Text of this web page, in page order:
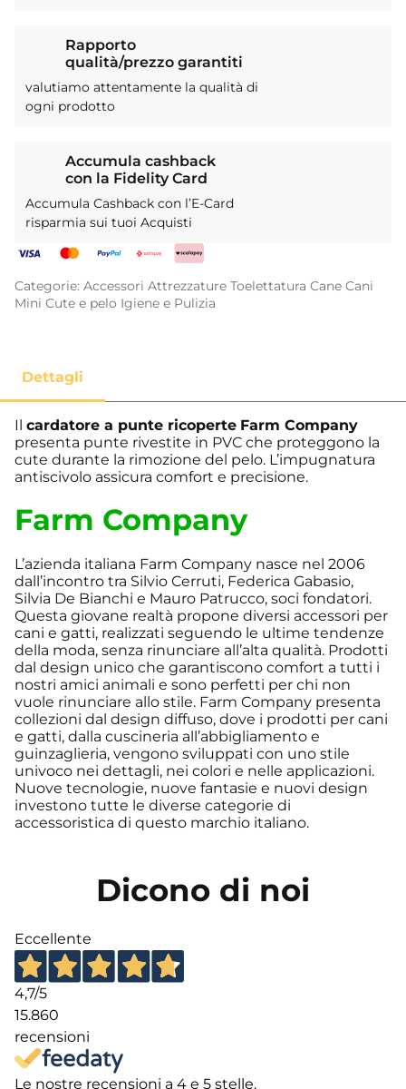
Rapporto
qualità/prezzo garantiti
valutiamo attentamente la qualità di
ogni prodotto
Accumula cashback
con la Fidelity Card
Accumula Cashback con l’E-Card
risparmia sui tuoi Acquisti
Categorie: Accessori Attrezzature Toelettatura Cane Cani
Mini Cute e pelo Igiene e Pulizia
Il cardatore a punte ricoperte Farm Company
presenta punte rivestite in PVC che proteggono la
cute durante la rimozione del pelo. L’impugnatura
antiscivolo assicura comfort e precisione.
Farm Company
L’azienda italiana Farm Company nasce nel 2006
dall’incontro tra Silvio Cerruti, Federica Gabasio,
Silvia De Bianchi e Mauro Patrucco, soci fondatori.
Questa giovane realtà propone diversi accessori per
cani e gatti, realizzati seguendo le ultime tendenze
della moda, senza rinunciare all’alta qualità. Prodotti
dal design unico che garantiscono comfort a tutti i
nostri amici animali e sono perfetti per chi non
vuole rinunciare allo stile. Farm Company presenta
collezioni dal design diffuso, dove i prodotti per cani
e gatti, dalla cuscineria all’abbigliamento e
guinzaglieria, vengono sviluppati con uno stile
univoco nei dettagli, nei colori e nelle applicazioni.
Nuove tecnologie, nuove fantasie e nuovi design
investono tutte le diverse categorie di
accessoristica di questo marchio italiano.
Dicono di noi
Eccellente
4,7/5
15.860
recensioni
Le nostre recensioni a 4 e 5 stelle.